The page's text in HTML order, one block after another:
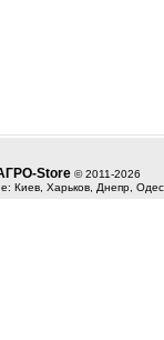
Store © 2011-2026
Киев, Харьков, Днепр,